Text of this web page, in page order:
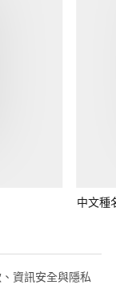
中文種
資訊安全與隱私